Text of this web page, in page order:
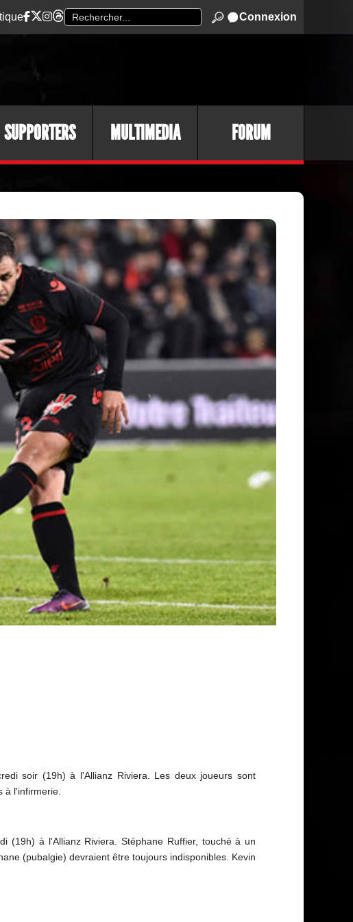
Connexion
SUPPORTERS MULTIMEDIA FORUM
soir (19h) à l'Allianz Riviera. Les deux joueurs sont
à l'infirmerie.
(19h) à l'Allianz Riviera. Stéphane Ruffier, touché à un
(pubalgie) devraient être toujours indisponibles. Kevin